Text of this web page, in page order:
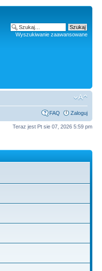
Wyszukiwanie zaawansowane
FAQ Zaloguj
Teraz jest Pt sie 07, 2026 5:59 pm